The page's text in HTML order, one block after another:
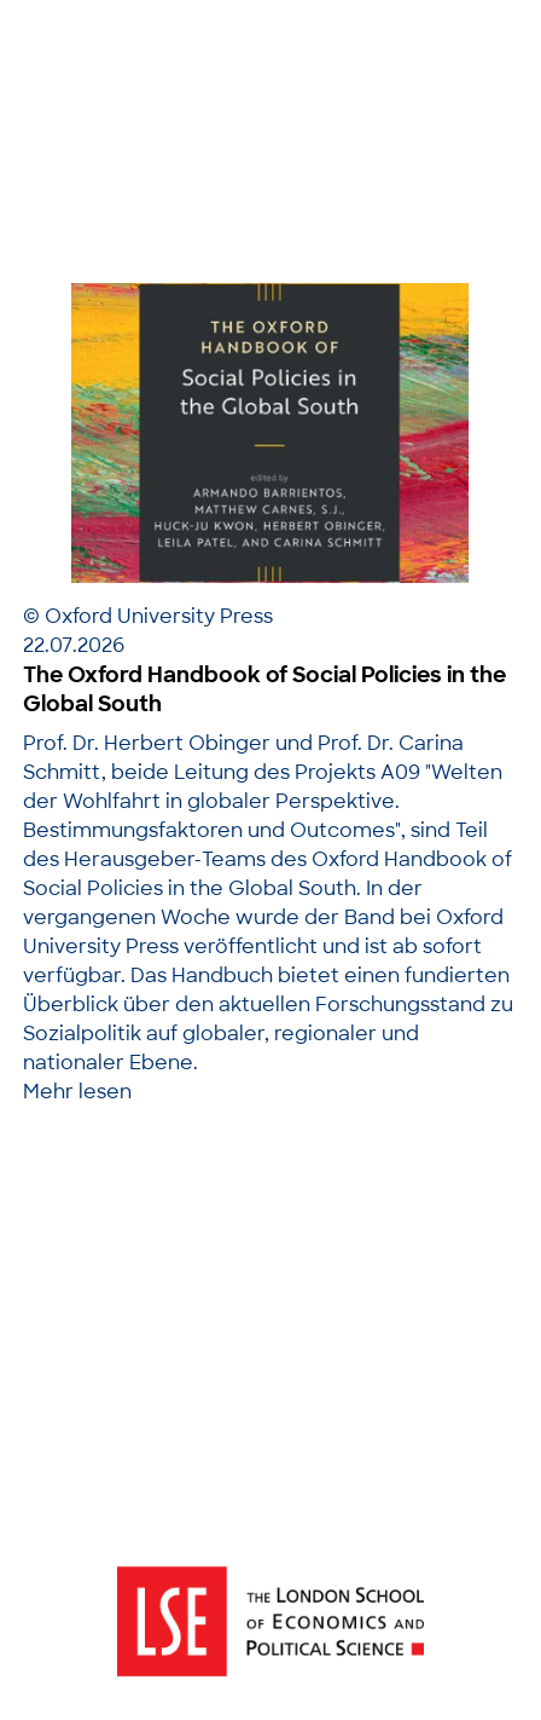
© Oxford University Press
22.07.2026
The Oxford Handbook of Social Policies in the
Global South
Prof. Dr. Herbert Obinger und Prof. Dr. Carina
Schmitt, beide Leitung des Projekts A09 "Welten
der Wohlfahrt in globaler Perspektive.
Bestimmungsfaktoren und Outcomes", sind Teil
des Herausgeber-Teams des Oxford Handbook of
Social Policies in the Global South. In der
vergangenen Woche wurde der Band bei Oxford
University Press veröffentlicht und ist ab sofort
verfügbar. Das Handbuch bietet einen fundierten
Überblick über den aktuellen Forschungsstand zu
Sozialpolitik auf globaler, regionaler und
nationaler Ebene.
Mehr lesen